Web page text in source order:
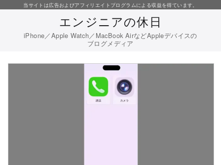
当サイトは広告およびアフィリエイトプログラムによる収益を得ています。
エンジニアの休日
iPhone／Apple Watch／MacBook AirなどAppleデバイスの
ブログメディア